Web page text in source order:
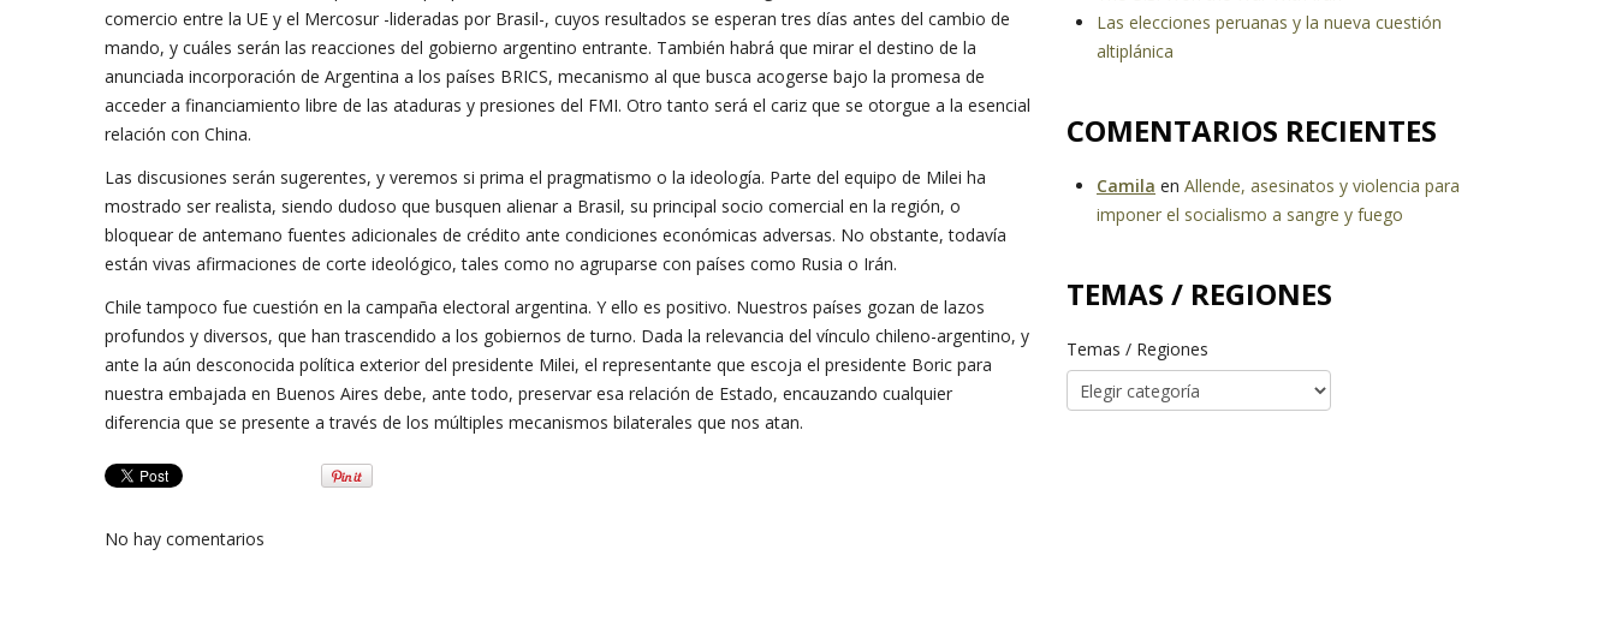
comercio entre la UE y el Mercosur -lideradas por Brasil-, cuyos resultados se esperan tres días antes del cambio de
mando, y cuáles serán las reacciones del gobierno argentino entrante. También habrá que mirar el destino de la
anunciada incorporación de Argentina a los países BRICS, mecanismo al que busca acogerse bajo la promesa de
acceder a financiamiento libre de las ataduras y presiones del FMI. Otro tanto será el cariz que se otorgue a la esencial
relación con China.
Las discusiones serán sugerentes, y veremos si prima el pragmatismo o la ideología. Parte del equipo de Milei ha
mostrado ser realista, siendo dudoso que busquen alienar a Brasil, su principal socio comercial en la región, o
bloquear de antemano fuentes adicionales de crédito ante condiciones económicas adversas. No obstante, todavía
están vivas afirmaciones de corte ideológico, tales como no agruparse con países como Rusia o Irán.
Chile tampoco fue cuestión en la campaña electoral argentina. Y ello es positivo. Nuestros países gozan de lazos
profundos y diversos, que han trascendido a los gobiernos de turno. Dada la relevancia del vínculo chileno-argentino, y
ante la aún desconocida política exterior del presidente Milei, el representante que escoja el presidente Boric para
nuestra embajada en Buenos Aires debe, ante todo, preservar esa relación de Estado, encauzando cualquier
diferencia que se presente a través de los múltiples mecanismos bilaterales que nos atan.
No hay comentarios
Las elecciones peruanas y la nueva cuestión
altiplánica
COMENTARIOS RECIENTES
Camila en Allende, asesinatos y violencia para
imponer el socialismo a sangre y fuego
TEMAS / REGIONES
Temas / Regiones